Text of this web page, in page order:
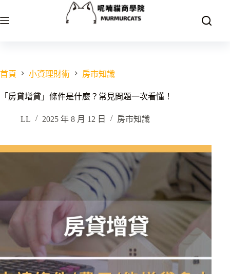
至
容
首頁 小資理財術 房市知識
「房貸增貸」條件是什麼？常見問題一次看懂！
LL 2025 年 8 月 12 日 房市知識